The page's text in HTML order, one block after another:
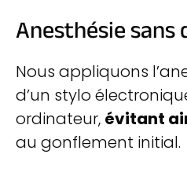
Anesthésie sans
Nous appliquons
d’un stylo
ordinateur, évitant
au gonflement initial.